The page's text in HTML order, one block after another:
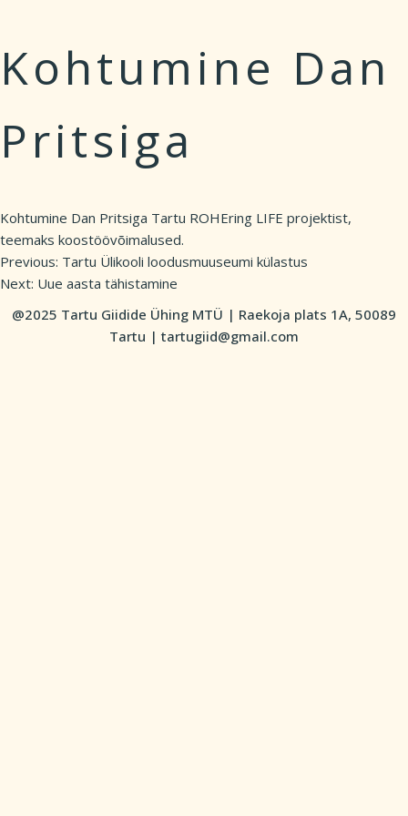
Kohtumine Dan
Pritsiga
Kohtumine Dan Pritsiga Tartu ROHEring LIFE projektist,
teemaks koostöövõimalused.
Post
navigation
Previous: Tartu Ülikooli loodusmuuseumi külastus
Next: Uue aasta tähistamine
@2025 Tartu Giidide Ühing MTÜ | Raekoja plats 1A, 50089
Tartu | tartugiid@gmail.com